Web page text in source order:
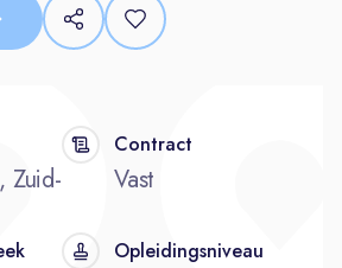
Zuid-
Contract
Vast
Opleidingsniveau